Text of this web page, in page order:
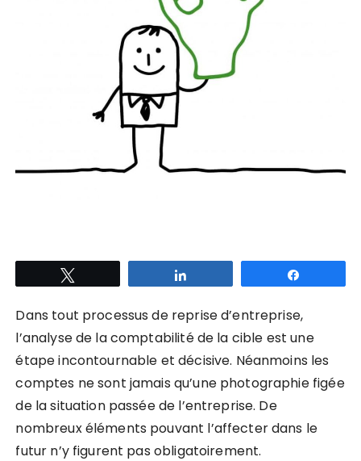
Dans tout processus de reprise d’entreprise,
l’analyse de la comptabilité de la cible est une
étape incontournable et décisive. Néanmoins les
comptes ne sont jamais qu’une photographie figée
de la situation passée de l’entreprise. De
nombreux éléments pouvant l’affecter dans le
futur n’y figurent pas obligatoirement.